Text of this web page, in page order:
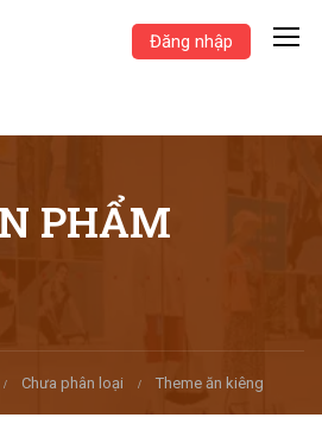
Đăng nhập
PHẨM
Chưa phân loại Theme ăn kiêng